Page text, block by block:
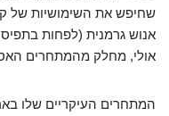
שחיפש את השימושיות של
אנוש גרמנית (לפחות
אולי, מחלק מהמתחרים
המתחרים העיקריים שלו